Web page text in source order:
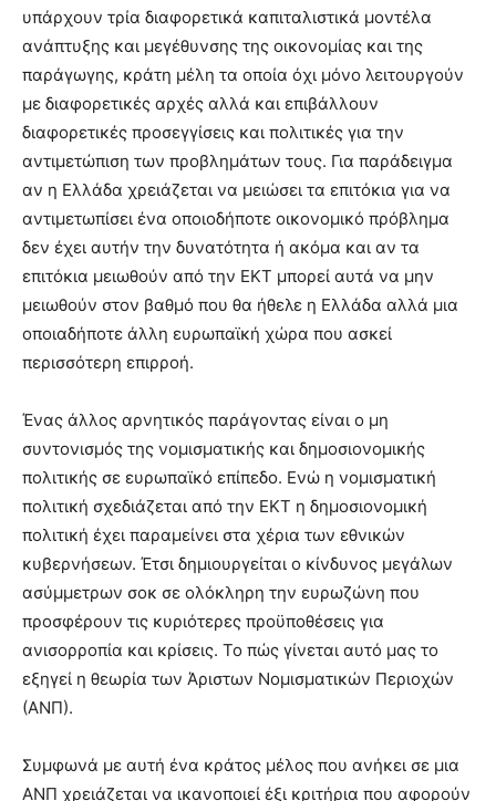
υπάρχουν τρία διαφορετικά καπιταλιστικά μοντέλα
ανάπτυξης και μεγέθυνσης της οικονομίας και της
παράγωγης, κράτη μέλη τα οποία όχι μόνο λειτουργούν
με διαφορετικές αρχές αλλά και επιβάλλουν
διαφορετικές προσεγγίσεις και πολιτικές για την
αντιμετώπιση των προβλημάτων τους. Για παράδειγμα
αν η Ελλάδα χρειάζεται να μειώσει τα επιτόκια για να
αντιμετωπίσει ένα οποιοδήποτε οικονομικό πρόβλημα
δεν έχει αυτήν την δυνατότητα ή ακόμα και αν τα
επιτόκια μειωθούν από την ΕΚΤ μπορεί αυτά να μην
μειωθούν στον βαθμό που θα ήθελε η Ελλάδα αλλά μια
οποιαδήποτε άλλη ευρωπαϊκή χώρα που ασκεί
περισσότερη επιρροή.
Ένας άλλος αρνητικός παράγοντας είναι ο μη
συντονισμός της νομισματικής και δημοσιονομικής
πολιτικής σε ευρωπαϊκό επίπεδο. Ενώ η νομισματική
πολιτική σχεδιάζεται από την ΕΚΤ η δημοσιονομική
πολιτική έχει παραμείνει στα χέρια των εθνικών
κυβερνήσεων. Έτσι δημιουργείται ο κίνδυνος μεγάλων
ασύμμετρων σοκ σε ολόκληρη την ευρωζώνη που
προσφέρουν τις κυριότερες προϋποθέσεις για
ανισορροπία και κρίσεις. Το πώς γίνεται αυτό μας το
εξηγεί η θεωρία των Άριστων Νομισματικών Περιοχών
(ΑΝΠ).
Συμφωνά με αυτή ένα κράτος μέλος που ανήκει σε μια
ΑΝΠ χρειάζεται να ικανοποιεί έξι κριτήρια που αφορούν